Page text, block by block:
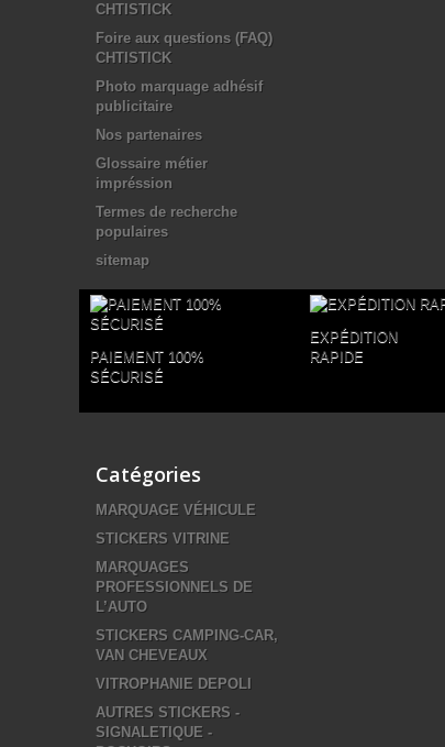
CHTISTICK
Foire aux questions (FAQ)
CHTISTICK
Photo marquage adhésif
publicitaire
Nos partenaires
Glossaire métier
impréssion
Termes de recherche
populaires
sitemap
PAIEMENT 100%
SÉCURISÉ
EXPÉDITION
RAPIDE
Catégories
MARQUAGE VÉHICULE
STICKERS VITRINE
MARQUAGES
PROFESSIONNELS DE
L’AUTO
STICKERS CAMPING-CAR,
VAN CHEVEAUX
VITROPHANIE DEPOLI
AUTRES STICKERS -
SIGNALETIQUE -